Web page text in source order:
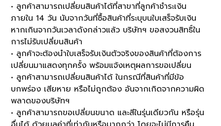
• ลูกค้าสามารถเปลี่ยนสินค้าได้ที่สาขาที่ลูกค้าชำระเงิน
ภายใน 14 วัน นับจากวันที่ซื้อสินค้าที่ระบุบนใบเสร็จรับเงิน
หากเกินจากวันเวลาดังกล่าวแล้ว บริษัทฯ ขอสงวนสิทธิ์ใน
การไม่รับเปลี่ยนสินค้า
• ลูกค้าจะต้องนำใบเสร็จรับเงินตัวจริงของสินค้าที่ต้องการ
เปลี่ยนมาแสดงทุกครั้ง พร้อมแจ้งเหตุผลการขอเปลี่ยน
• ลูกค้าสามารถเปลี่ยนสินค้าได้ ในกรณีที่สินค้าที่มีข้อ
บกพร่อง เสียหาย หรือไม่ถูกต้อง อันจากเกิดจากความผิด
พลาดของบริษัทฯ
• ลูกค้าสามารถขอเปลี่ยนขนาด และสีในรุ่นเดียวกัน หรือรุ่น